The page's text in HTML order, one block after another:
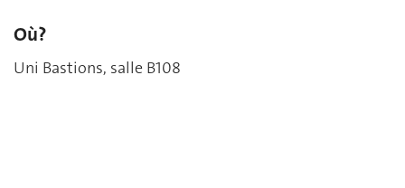
Où?
Uni Bastions, salle B108